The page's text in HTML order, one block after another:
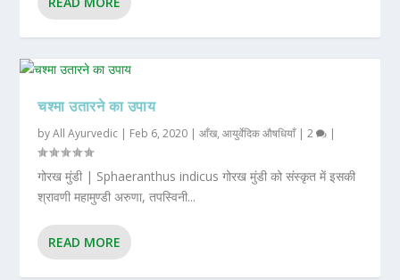
चश्मा उतारने का उपाय
byAll Ayurvedic | Feb 6, 2020 |आँख,आयुर्वेदिक औषधियाँ|2 |
गोरख मुंडी | Sphaeranthus indicus गोरख मुंडी को संस्कृत में इसकी
श्रावणी महामुण्डी अरुणा, तपस्विनी...
READ MORE